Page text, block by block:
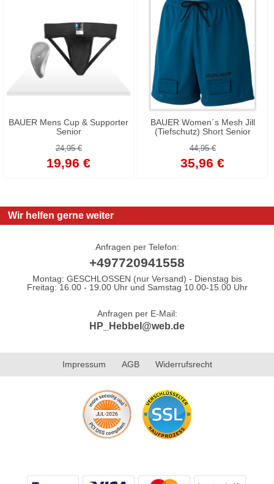
BAUER Mens Cup & Supporter
Senior
24,95 €
19,96 €
BAUER Women´s Mesh Jill
(Tiefschutz) Short Senior
44,95 €
35,96 €
Wir helfen gerne weiter
Anfragen per Telefon:
+497720941558
Montag: GESCHLOSSEN (nur Versand) - Dienstag bis
Freitag: 16.00 - 19.00 Uhr und Samstag 10.00-15.00 Uhr
Anfragen per E-Mail:
HP_Hebbel@web.de
Impressum AGB Widerrufsrecht